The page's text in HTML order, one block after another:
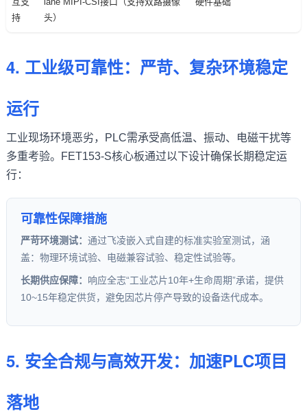
持
头）
4. 工业级可靠性：严苛、复杂环境稳定
运行
工业现场环境恶劣，PLC需承受高低温、振动、电磁干扰等
多重考验。FET153-S核心板通过以下设计确保长期稳定运
行：
可靠性保障措施
严苛环境测试： 通过飞凌嵌入式自建的标准实验室测试，涵
盖：物理环境试验、电磁兼容试验、稳定性试验等。
长期供应保障： 响应全志“工业芯片10年+生命周期”承诺，提供
10~15年稳定供货，避免因芯片停产导致的设备迭代成本。
5. 安全合规与高效开发：加速PLC项目
落地